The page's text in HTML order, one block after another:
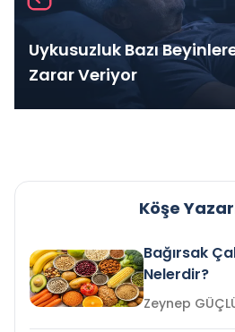
Uykusuzluk Bazı
Zarar Veriyor
Köşe
Bağırsak
Nelerdir?
Zeynep